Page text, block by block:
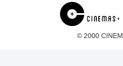
© 2000